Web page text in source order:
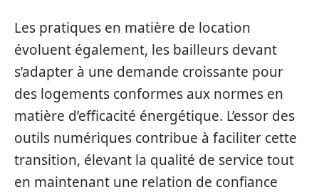
Les pratiques en matière de location
évoluent également, les bailleurs devant
s’adapter à une demande croissante pour
des logements conformes aux normes en
matière d’efficacité énergétique. L’essor des
outils numériques contribue à faciliter cette
transition, élevant la qualité de service tout
en maintenant une relation de confiance